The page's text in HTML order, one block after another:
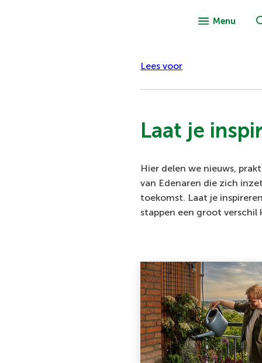
Menu
Lees voor
Laat je
Hier delen we nieuws,
van Edenaren die zich
toekomst. Laat je
stappen een groot verschil